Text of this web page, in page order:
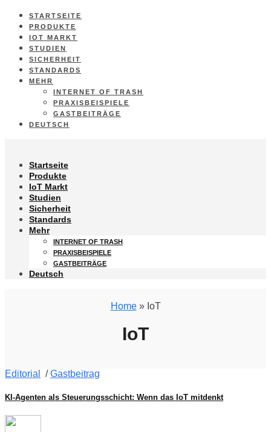
STARTSEITE
PRODUKTE
IOT MARKT
STUDIEN
SICHERHEIT
STANDARDS
MEHR
INTERNET OF TRASH
PRAXISBEISPIELE
GASTBEITRÄGE
DEUTSCH
Startseite
Produkte
IoT Markt
Studien
Sicherheit
Standards
Mehr
INTERNET OF TRASH
PRAXISBEISPIELE
GASTBEITRÄGE
Deutsch
Home» IoT
IoT
Editorial /Gastbeitrag
KI-Agenten als Steuerungsschicht: Wenn das IoT mitdenkt